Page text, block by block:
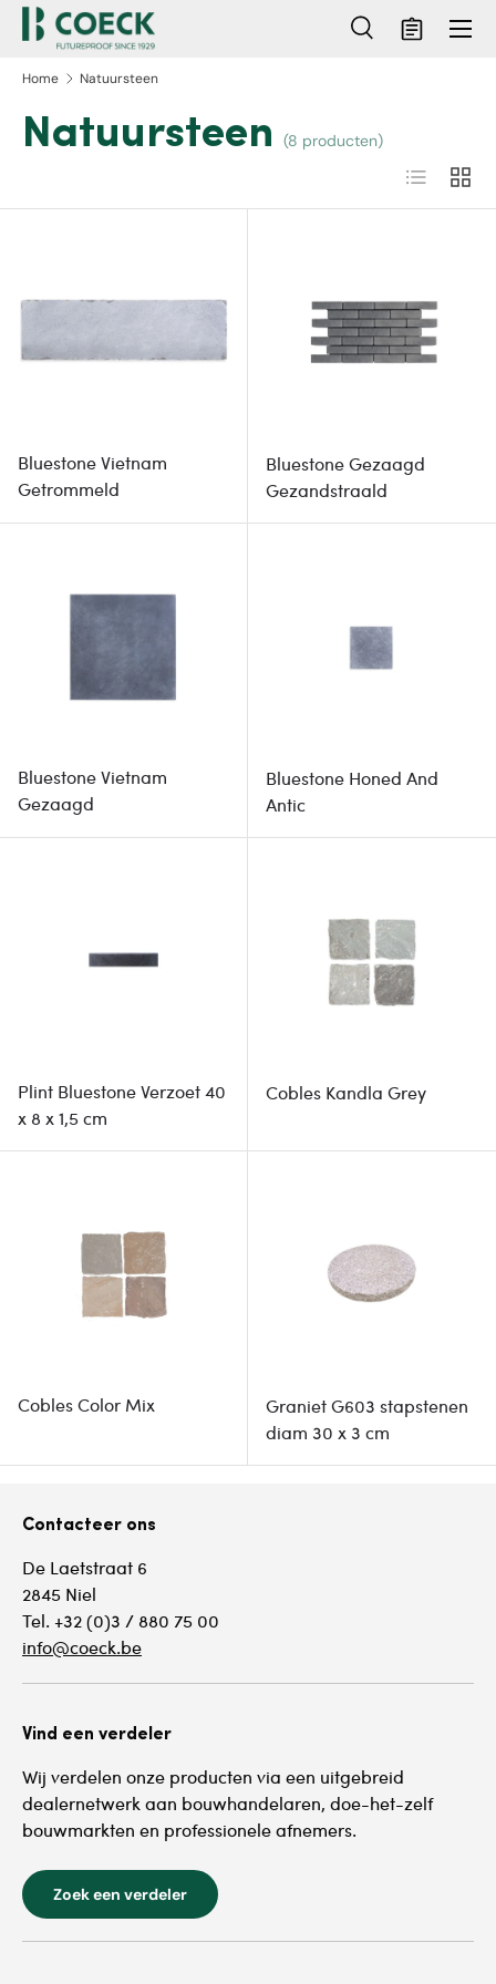
naar inhoud
Zoeken
ZoekenMandje
Menu
Home Natuursteen
Natuursteen (8 producten)
Lijst
Bluestone Vietnam
Getrommeld
Bluestone Gezaagd
Gezandstraald
Bluestone Vietnam
Gezaagd
Bluestone Honed And
Antic
Plint Bluestone Verzoet 40
x 8 x 1,5 cm
Cobles Kandla Grey
Cobles Color Mix
Graniet G603 stapstenen
diam 30 x 3 cm
Contacteer ons
De Laetstraat 6
2845 Niel
Tel. +32 (0)3 / 880 75 00
info@coeck.be
Vind een verdeler
Wij verdelen onze producten via een uitgebreid
dealernetwerk aan bouwhandelaren, doe-het-zelf
bouwmarkten en professionele afnemers.
Zoek een verdeler